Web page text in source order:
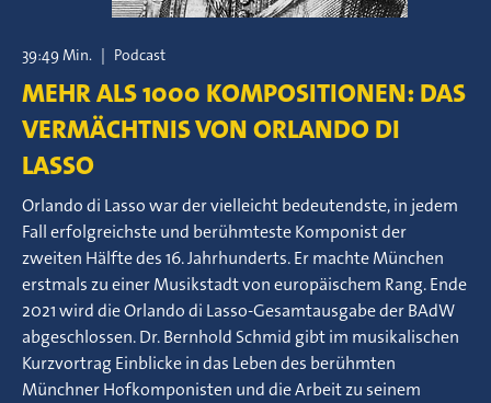
39:49 Min. | Podcast
MEHR ALS 1000 KOMPOSITIONEN: DAS
VERMÄCHTNIS VON ORLANDO DI
LASSO
Orlando di Lasso war der vielleicht bedeutendste, in jedem
Fall erfolgreichste und berühmteste Komponist der
zweiten Hälfte des 16. Jahrhunderts. Er machte München
erstmals zu einer Musikstadt von europäischem Rang. Ende
2021 wird die Orlando di Lasso-Gesamtausgabe der BAdW
abgeschlossen. Dr. Bernhold Schmid gibt im musikalischen
Kurzvortrag Einblicke in das Leben des berühmten
Münchner Hofkomponisten und die Arbeit zu seinem